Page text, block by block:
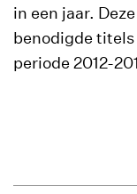
in een jaar.
benodigde titels
periode 2012-